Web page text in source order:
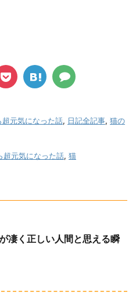
元気になった話, 日記全記事, 猫の
超元気になった話, 猫
凄く正しい人間と思える瞬